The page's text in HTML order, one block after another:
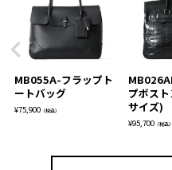
MB055A-フラップト
ートバッグ
¥75,900 （税込）
プボス
サイズ)
¥95,700 （税込）